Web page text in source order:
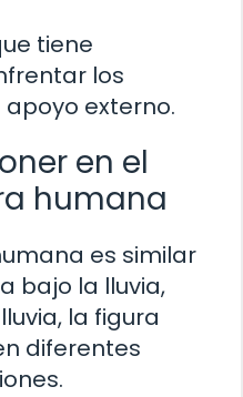
tiene
los
externo.
en el
humana
es similar
bajo la lluvia,
la figura
diferentes